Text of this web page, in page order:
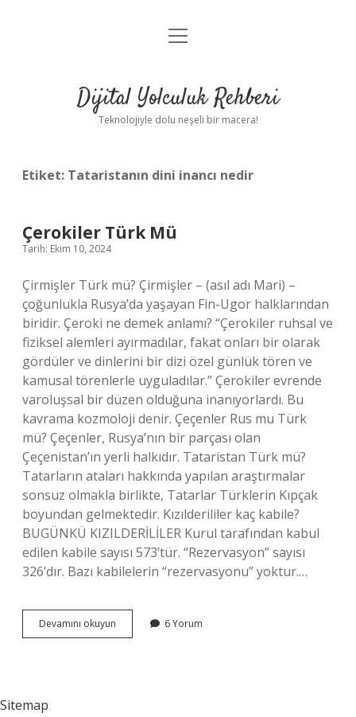
Anasayfa
Yasal Uyarı
menüyü
Dijital Yolculuk Rehberi
Teknolojiyle dolu neşeli bir macera!
Etiket: Tataristanın dini inancı nedir
Çerokiler Türk Mü
Tarih: Ekim 10, 2024
Çirmişler Türk mü? Çirmişler – (asıl adı Mari) –
çoğunlukla Rusya’da yaşayan Fin-Ugor halklarından
biridir. Çeroki ne demek anlamı? “Çerokiler ruhsal ve
fiziksel alemleri ayırmadılar, fakat onları bir olarak
gördüler ve dinlerini bir dizi özel günlük tören ve
kamusal törenlerle uyguladılar.” Çerokiler evrende
varoluşsal bir düzen olduğuna inanıyorlardı. Bu
kavrama kozmoloji denir. Çeçenler Rus mu Türk
mü? Çeçenler, Rusya’nın bir parçası olan
Çeçenistan’ın yerli halkıdır. Tataristan Türk mü?
Tatarların ataları hakkında yapılan araştırmalar
sonsuz olmakla birlikte, Tatarlar Türklerin Kıpçak
boyundan gelmektedir. Kızılderililer kaç kabile?
BUGÜNKÜ KIZILDERİLİLER Kurul tarafından kabul
edilen kabile sayısı 573’tür. “Rezervasyon” sayısı
326’dır. Bazı kabilelerin “rezervasyonu” yoktur.…
Devamını okuyun Çerokiler
Türk
6 Yorum
Sitemap